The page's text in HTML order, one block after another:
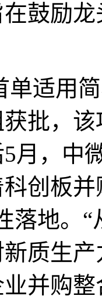
鼓励
适用简
批，
月，中
创板
落地。
质生
并购